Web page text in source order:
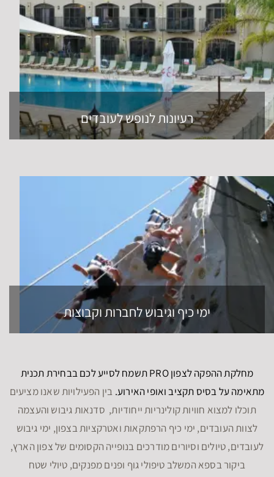
רעיונות לנופש לעובדים
ימי כיף וגיבוש לחברות וקבוצות
מחלקת ההפקה לצפון PRO תשמח לסייע לכם בבחירת תכנית
מתאימה על בסיס תקציב ואופי האירוע. בין הפעילויות שאנו מציעים
תוכלו למצוא חוויות קולינריות ייחודיות, סדנאות גיבוש והעצמה
לצוות העובדים, ימי כיף הרפתקאות ואטרקציות בצפון, ימי גיבוש
לעובדים, טיולים וסיורים מודרכים בנופייה הקסומים של צפון הארץ,
ביקור בספא המשלב טיפולי גוף ופנים מפנקים, טיולי שטח